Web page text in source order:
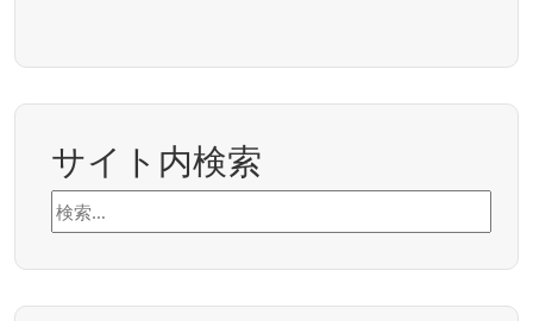
サイト内検索
検
索: